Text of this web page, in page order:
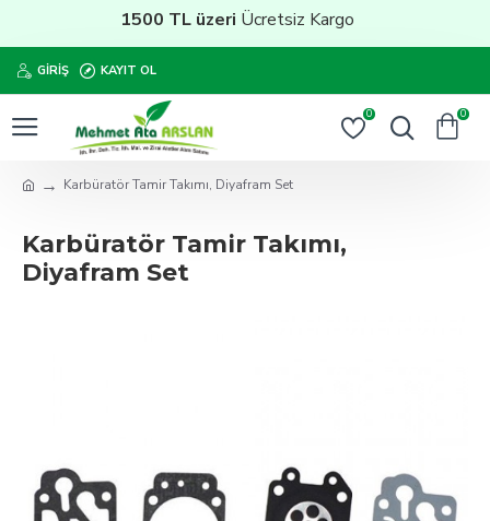
1500 TL üzeriÜcretsiz Kargo
GIRIŞ KAYIT OL
0 0
Karbüratör Tamir Takımı, Diyafram Set
Karbüratör Tamir Takımı,
Diyafram Set